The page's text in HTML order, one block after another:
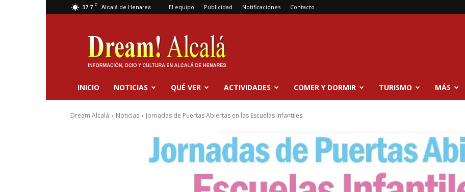
37.7 C Alcalá de Henares El equipo Publicidad Notificaciones Contacto
Dream
Alcalá
INICIO NOTICIAS QUÉ VER ACTIVIDADES COMER Y DORMIR TURISMO MÁS
Dream Alcalá Noticias Jornadas de Puertas Abiertas en las Escuelas Infantiles